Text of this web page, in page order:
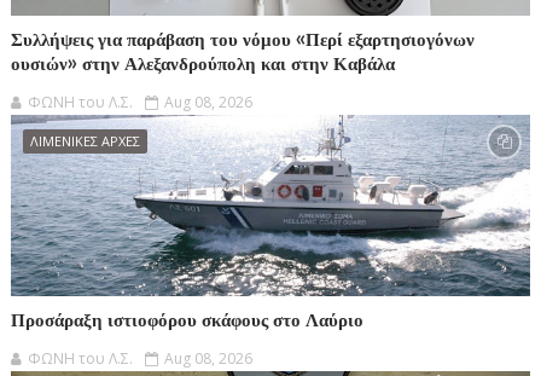
Συλλήψεις για παράβαση του νόμου «Περί εξαρτησιογόνων
ουσιών» στην Αλεξανδρούπολη και στην Καβάλα
ΦΩΝΗ του Λ.Σ. Aug 08, 2026
ΛΙΜΕΝΙΚΕΣ ΑΡΧΕΣ
Προσάραξη ιστιοφόρου σκάφους στο Λαύριο
ΦΩΝΗ του Λ.Σ. Aug 08, 2026